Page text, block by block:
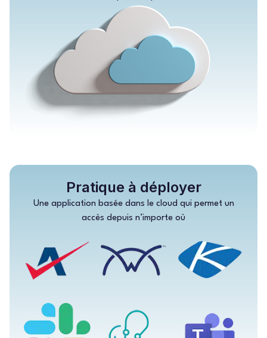
Pratique à déployer
Une application basée dans le cloud qui permet un
accès depuis n’importe où